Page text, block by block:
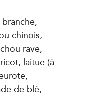
chinois,
rave,
laitue (à
de blé,